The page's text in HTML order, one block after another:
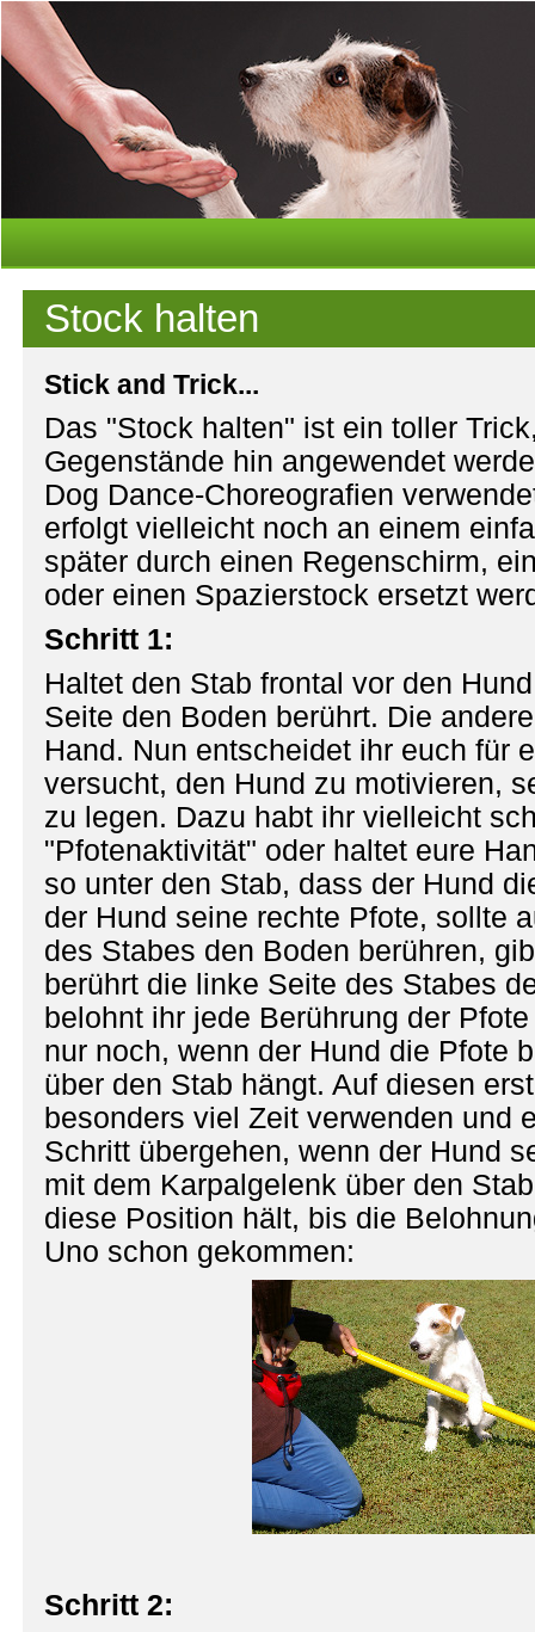
Stock halten
Stick and Trick...
Das "Stock halten" ist ein toller
Gegenstände hin angewendet
Dog Dance-Choreografien
erfolgt vielleicht noch an einem
später durch einen Regenschirm,
oder einen Spazierstock ersetzt
Schritt 1:
Haltet den Stab frontal vor den
Seite den Boden berührt. Die
Hand. Nun entscheidet ihr euch für
versucht, den Hund zu motivieren,
zu legen. Dazu habt ihr vielleicht
"Pfotenaktivität" oder haltet eure
so unter den Stab, dass der Hund
der Hund seine rechte Pfote, sollte
des Stabes den Boden berühren,
berührt die linke Seite des Stabes
belohnt ihr jede Berührung der
nur noch, wenn der Hund die Pfote
über den Stab hängt. Auf diesen
besonders viel Zeit verwenden und
Schritt übergehen, wenn der Hund
mit dem Karpalgelenk über den
diese Position hält, bis die
Uno schon gekommen:
Schritt 2: